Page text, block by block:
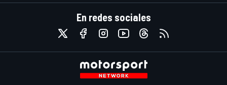
En redes sociales